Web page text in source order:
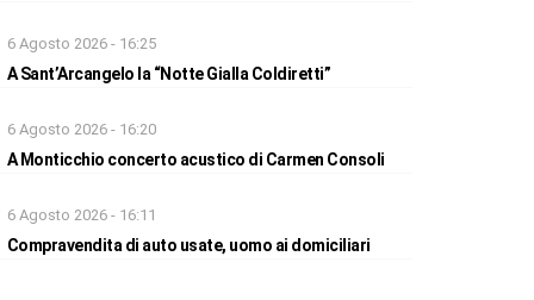
6 Agosto 2026 - 16:25
A Sant’Arcangelo la “Notte Gialla Coldiretti”
6 Agosto 2026 - 16:20
A Monticchio concerto acustico di Carmen Consoli
6 Agosto 2026 - 16:11
Compravendita di auto usate, uomo ai domiciliari